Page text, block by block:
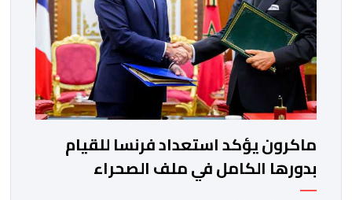
ماكرون يؤكد استعداد فرنسا للقيام
بدورها الكامل في ملف الصحراء